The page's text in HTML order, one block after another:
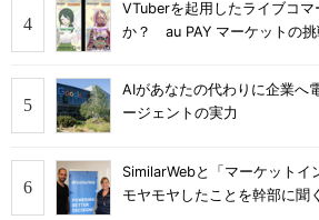
VTuberを起用したライブコ
か？ au PAY マーケットの挑
AIがあなたの代わりに企業
ージェントの実力
SimilarWebと「マーケットイ
モヤモヤしたことを幹部に聞く